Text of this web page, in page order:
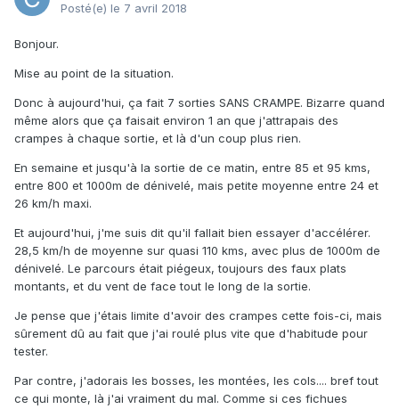
Posté(e) le 7 avril 2018
Bonjour.
Mise au point de la situation.
Donc à aujourd'hui, ça fait 7 sorties SANS CRAMPE. Bizarre quand
même alors que ça faisait environ 1 an que j'attrapais des
crampes à chaque sortie, et là d'un coup plus rien.
En semaine et jusqu'à la sortie de ce matin, entre 85 et 95 kms,
entre 800 et 1000m de dénivelé, mais petite moyenne entre 24 et
26 km/h maxi.
Et aujourd'hui, j'me suis dit qu'il fallait bien essayer d'accélérer.
28,5 km/h de moyenne sur quasi 110 kms, avec plus de 1000m de
dénivelé. Le parcours était piégeux, toujours des faux plats
montants, et du vent de face tout le long de la sortie.
Je pense que j'étais limite d'avoir des crampes cette fois-ci, mais
sûrement dû au fait que j'ai roulé plus vite que d'habitude pour
tester.
Par contre, j'adorais les bosses, les montées, les cols.... bref tout
ce qui monte, là j'ai vraiment du mal. Comme si ces fichues